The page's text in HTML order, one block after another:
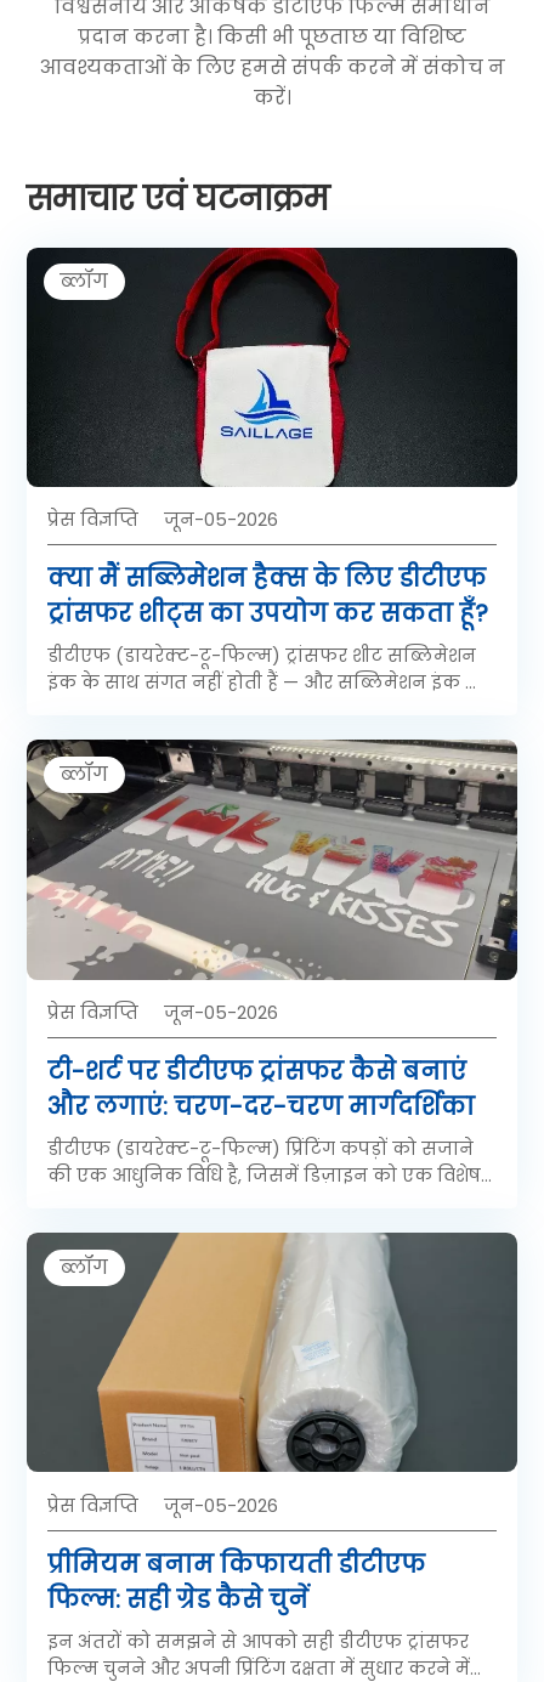
विश्वसनीय और आकर्षक डीटीएफ फिल्म समाधान
प्रदान करना है। किसी भी पूछताछ या विशिष्ट
आवश्यकताओं के लिए हमसे संपर्क करने में संकोच न
करें।
समाचार एवं घटनाक्रम
ब्लॉग
प्रेस विज्ञप्ति जून-05-2026
क्या मैं सब्लिमेशन हैक्स के लिए डीटीएफ
ट्रांसफर शीट्स का उपयोग कर सकता हूँ?
डीटीएफ (डायरेक्ट-टू-फिल्म) ट्रांसफर शीट सब्लिमेशन
इंक के साथ संगत नहीं होती हैं — और सब्लिमेशन इंक का
पूरी तरह से अलग-अलग प्रिंटिंग तकनीकें हैं जिनमें
अलग-अलग इंक, अलग-अलग फिल्म/कागज के प्रकार,
अलग-अलग रासायनिक प्रक्रियाएं और अलग-अलग
अनुप्रयोग विधियां होती हैं। इनमें भ्रम होने से आपका प्रिंटर
खराब हो सकता है, सामग्री बर्बाद हो सकती है और प्रिंट
खराब हो सकते हैं।
ब्लॉग
प्रेस विज्ञप्ति जून-05-2026
टी-शर्ट पर डीटीएफ ट्रांसफर कैसे बनाएं
और लगाएं: चरण-दर-चरण मार्गदर्शिका
डीटीएफ (डायरेक्ट-टू-फिल्म) प्रिंटिंग कपड़ों को सजाने
की एक आधुनिक विधि है, जिसमें डिज़ाइन को एक विशेष
पिघलने वाले चिपकने वाले पाउडर की परत चढ़ाई जाती है,
उसे सुखाया जाता है और फिर हीट प्रेस द्वारा कपड़े पर
चिपकाया जाता है। यह लगभग किसी भी प्रकार के कपड़े -
कपास, पॉलिएस्टर, नायलॉन, मिश्रण - पर बिना किसी
पूर्व-उपचार के काम करता है, जिससे यह आज उपलब्ध
सबसे बहुमुखी और कुशल प्रिंट-ऑन-डिमांड समाधानों में
से एक बन जाता है।
ब्लॉग
प्रेस विज्ञप्ति जून-05-2026
प्रीमियम बनाम किफायती डीटीएफ
फिल्म: सही ग्रेड कैसे चुनें
इन अंतरों को समझने से आपको सही डीटीएफ ट्रांसफर
फिल्म चुनने और अपनी प्रिंटिंग दक्षता में सुधार करने में